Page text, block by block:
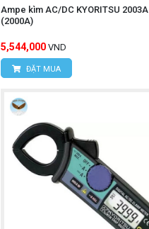
Ampe kìm AC/DC KYORITSU 2003A
(2000A)
5,544,000 VND
ĐẶT MUA